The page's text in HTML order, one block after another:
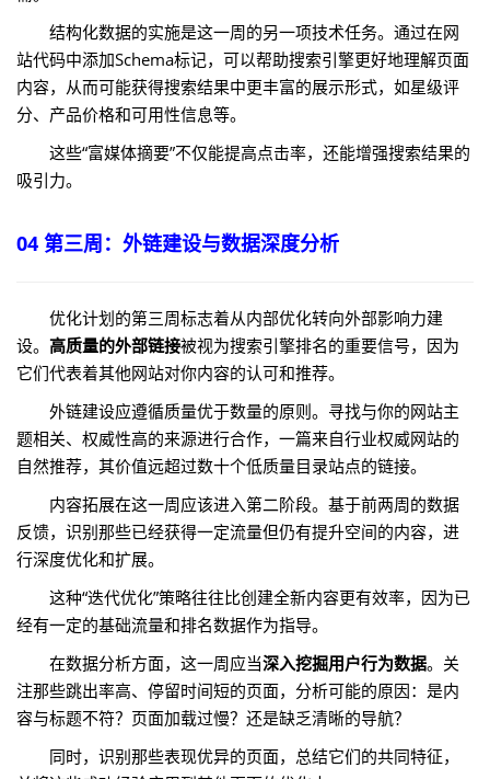
结构化数据的实施是这一周的另一项技术任务。通过在网
站代码中添加Schema标记，可以帮助搜索引擎更好地理解页面
内容，从而可能获得搜索结果中更丰富的展示形式，如星级评
分、产品价格和可用性信息等。
这些“富媒体摘要”不仅能提高点击率，还能增强搜索结果的
吸引力。
04 第三周：外链建设与数据深度分析
优化计划的第三周标志着从内部优化转向外部影响力建
设。 高质量的外部链接被视为搜索引擎排名的重要信号，因为
它们代表着其他网站对你内容的认可和推荐。
外链建设应遵循质量优于数量的原则。寻找与你的网站主
题相关、权威性高的来源进行合作，一篇来自行业权威网站的
自然推荐，其价值远超过数十个低质量目录站点的链接。
内容拓展在这一周应该进入第二阶段。基于前两周的数据
反馈，识别那些已经获得一定流量但仍有提升空间的内容，进
行深度优化和扩展。
这种“迭代优化”策略往往比创建全新内容更有效率，因为已
经有一定的基础流量和排名数据作为指导。
在数据分析方面，这一周应当深入挖掘用户行为数据。关
注那些跳出率高、停留时间短的页面，分析可能的原因：是内
容与标题不符？页面加载过慢？还是缺乏清晰的导航？
同时，识别那些表现优异的页面，总结它们的共同特征，